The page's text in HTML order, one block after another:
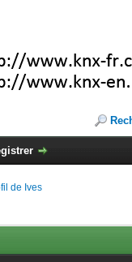
de Ives